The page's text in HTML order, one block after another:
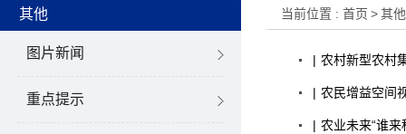
其他
图片新闻
重点提示
当前位置 : 首页 >其他
农村
| 新型农村
农民
| 增益空间
农业
| 未来“谁来